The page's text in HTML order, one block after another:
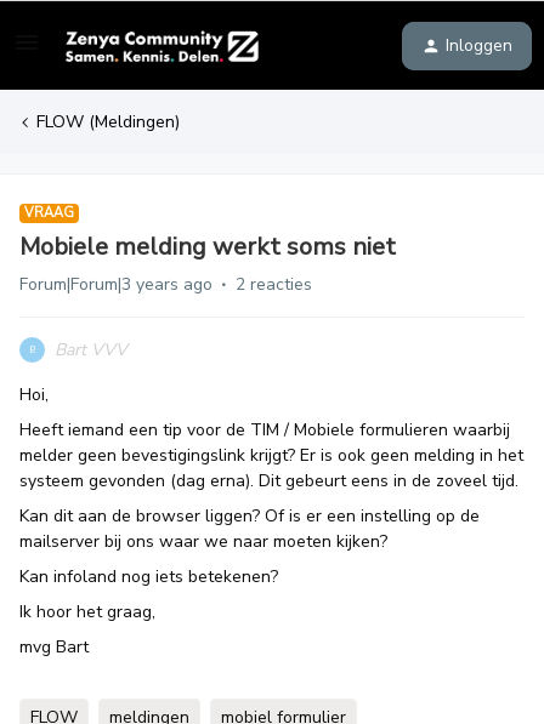
Inloggen
FLOW (Meldingen)
VRAAG
Mobiele melding werkt soms niet
Forum|Forum|3 years ago 2 reacties
B
Bart VVV
Hoi,
Heeft iemand een tip voor de TIM / Mobiele formulieren waarbij
melder geen bevestigingslink krijgt? Er is ook geen melding in het
systeem gevonden (dag erna). Dit gebeurt eens in de zoveel tijd.
Kan dit aan de browser liggen? Of is er een instelling op de
mailserver bij ons waar we naar moeten kijken?
Kan infoland nog iets betekenen?
Ik hoor het graag,
mvg Bart
FLOW meldingen mobiel formulier